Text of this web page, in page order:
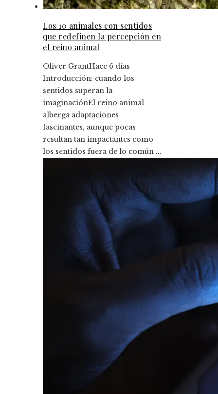
Los 10 animales con sentidos
que redefinen la percepción en
el reino animal
Oliver GrantHace 6 días
Introducción: cuando los
sentidos superan la
imaginaciónEl reino animal
alberga adaptaciones
fascinantes, aunque pocas
resultan tan impactantes como
los sentidos fuera de lo común ...